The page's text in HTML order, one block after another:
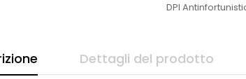
DPI
Dettagli del prodotto